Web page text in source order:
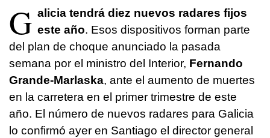
G alicia tendrá diez nuevos radares fijos
este año. Esos dispositivos forman parte
del plan de choque anunciado la pasada
semana por el ministro del Interior, Fernando
Grande-Marlaska, ante el aumento de muertes
en la carretera en el primer trimestre de este
año. El número de nuevos radares para Galicia
lo confirmó ayer en Santiago el director general